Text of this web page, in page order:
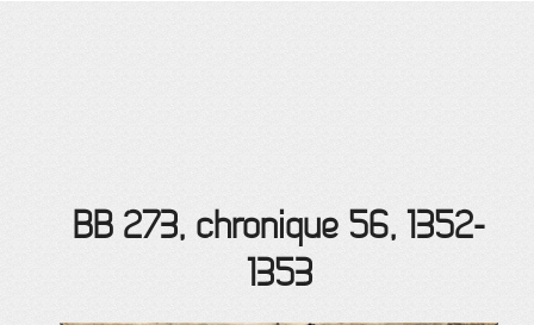
BB 273, chronique 56, 1352-
1353